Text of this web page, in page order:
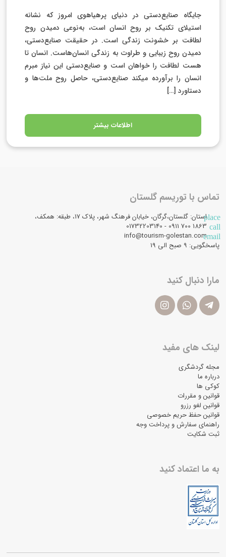
جایگاه صنایع‌دستی در دنیای پرهیاهوی امروز که نشانه
استیلای تکنیک بر روح انسان است، به‌نوعی دمیدن روح
لطافت بر خشونت زندگی است. در حقیقت صنایع‌دستی،
دمیدن روح زیبایی و طراوت به زندگی انسان‌هاست. انسان تا
هست لطافت را خواهان است و صنایع‌دستی این نیاز مبرم
انسان را برآورده می­کند صنایع‌دستی، حاصل روح ملت‌ها و
دستاورد […]
اطلاعات بیشتر
تماس با توریسم گلستان
placeاستان: گلستان،گرگان، خیابان فرهنگ شهر، پلاک 17، طبقه: همکف،
call
email
info@tourism-golestan.com
پاسخگویی: ۹ صبح الی 19
مارا دنبال کنید
لینک های مفید
مجله گردشگری
درباره ما
کوکی ها
قوانین و مقررات
قوانین لغو رزرو
قوانین حفظ حریم خصوصی
راهنمای سفارش و پرداخت وجه
ثبت شکایت
به ما اعتماد کنید